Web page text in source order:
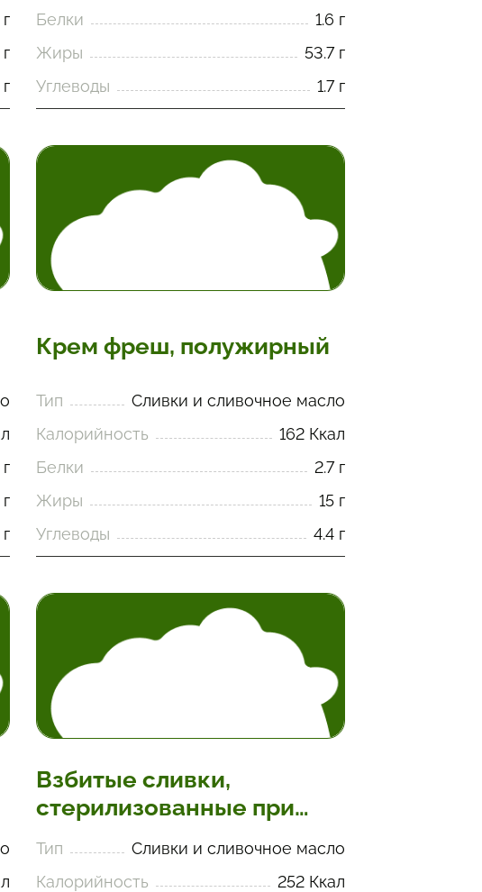
Белки
1.6 г
Жиры
53.7 г
Углеводы
1.7 г
Крем фреш, полужирный
Тип
Сливки и сливочное масло
Калорийность
162 Ккал
Белки
2.7 г
Жиры
15 г
Углеводы
4.4 г
Взбитые сливки,
стерилизованные при
высокой температуре, в
аэрозольной упаковке
Тип
Сливки и сливочное масло
Калорийность
252 Ккал